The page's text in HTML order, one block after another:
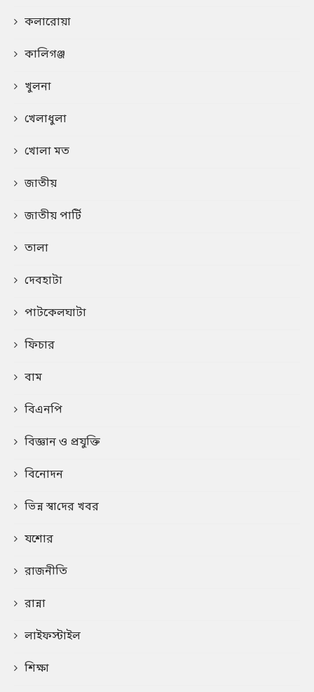
কলারোয়া
কালিগঞ্জ
খুলনা
খেলাধুলা
খোলা মত
জাতীয়
জাতীয় পার্টি
তালা
দেবহাটা
পাটকেলঘাটা
ফিচার
বাম
বিএনপি
বিজ্ঞান ও প্রযুক্তি
বিনোদন
ভিন্ন স্বা‌দের খবর
যশোর
রাজনীতি
রান্না
লাইফস্টাইল
শিক্ষা